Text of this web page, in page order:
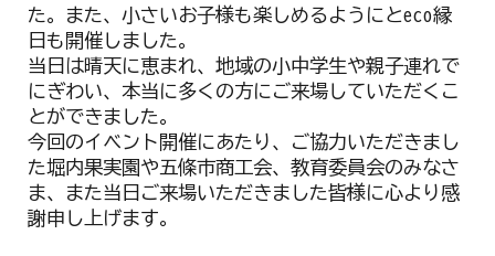
た。また、小さいお子様も楽しめるようにとeco縁
日も開催しました。
当日は晴天に恵まれ、地域の小中学生や親子連れで
にぎわい、本当に多くの方にご来場していただくこ
とができました。
今回のイベント開催にあたり、ご協力いただきまし
た堀内果実園や五條市商工会、教育委員会のみなさ
ま、また当日ご来場いただきました皆様に心より感
謝申し上げます。